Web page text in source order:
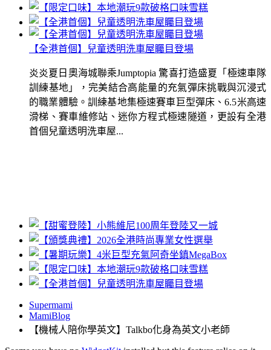
【全港首個】兒童透明洗車屋矚目登場
炎炎夏日奧海城聯乘Jumptopia 驚喜打造盛夏「極速車隊
訓練基地」，完美結合高能量的充氣彈床挑戰與沉浸式
的職業體驗。訓練基地集極速賽車巨型彈床、6.5米高速
滑梯、賽車維修站、迷你方程式極速隧道，更設有全港
首個兒童透明洗車屋...
Supermami
MamiBlog
【機械人陪你學英文】Talkbo化身為英文小老師